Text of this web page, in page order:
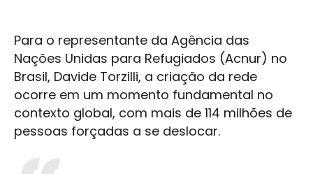
Para o representante da Agência das
Nações Unidas para Refugiados (Acnur) no
Brasil, Davide Torzilli, a criação da rede
ocorre em um momento fundamental no
contexto global, com mais de 114 milhões de
pessoas forçadas a se deslocar.